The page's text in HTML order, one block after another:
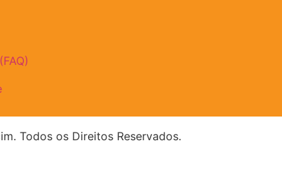
Todos os Direitos Reservados.